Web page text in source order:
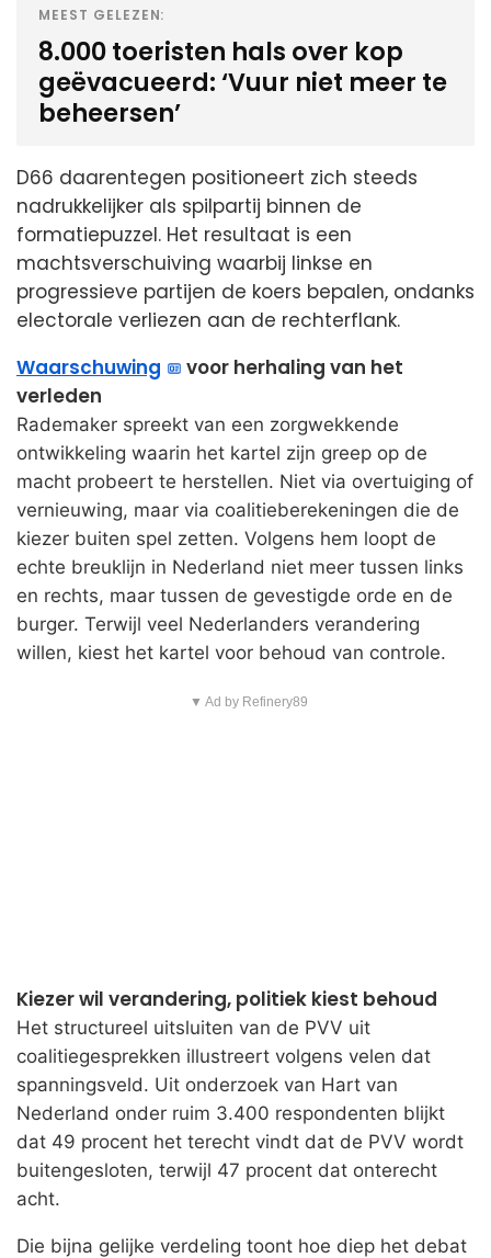
MEEST GELEZEN:
8.000 toeristen hals over kop
geëvacueerd: ‘Vuur niet meer te
beheersen’
D66 daarentegen positioneert zich steeds
nadrukkelijker als spilpartij binnen de
formatiepuzzel. Het resultaat is een
machtsverschuiving waarbij linkse en
progressieve partijen de koers bepalen, ondanks
electorale verliezen aan de rechterflank.
Waarschuwing
voor herhaling van het
verleden
Rademaker spreekt van een zorgwekkende
ontwikkeling waarin het kartel zijn greep op de
macht probeert te herstellen. Niet via overtuiging of
vernieuwing, maar via coalitieberekeningen die de
kiezer buiten spel zetten. Volgens hem loopt de
echte breuklijn in Nederland niet meer tussen links
en rechts, maar tussen de gevestigde orde en de
burger. Terwijl veel Nederlanders verandering
willen, kiest het kartel voor behoud van controle.
▼ Ad by Refinery89
Kiezer wil verandering, politiek kiest behoud
Het structureel uitsluiten van de PVV uit
coalitiegesprekken illustreert volgens velen dat
spanningsveld. Uit onderzoek van Hart van
Nederland onder ruim 3.400 respondenten blijkt
dat 49 procent het terecht vindt dat de PVV wordt
buitengesloten, terwijl 47 procent dat onterecht
acht.
Die bijna gelijke verdeling toont hoe diep het debat